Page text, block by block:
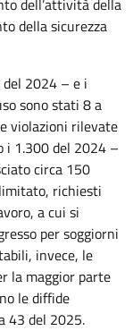
dell’attività della
della sicurezza
2024 – e i
sono stati 8 a
violazioni rilevate
i 1.300 del 2024 –
circa 150
richiesti
a cui si
per soggiorni
invece, le
la maggior parte
le diffide
43 del 2025.